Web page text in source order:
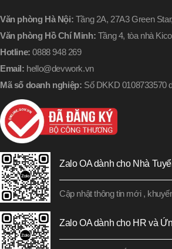
Văn phòng Hà Nội: Tầng 2A, 27A3 Green
Văn phòng Hồ Chí Minh: Tầng 4, tòa nhà
Hotline: 0888 948 269
Email: hello@devwork.vn
Mã số doanh nghiệp: Số DKKD 0108733570
Zalo OA dành cho Nhà
Cập nhật thông tin mới ,
Zalo OA dành cho HR và